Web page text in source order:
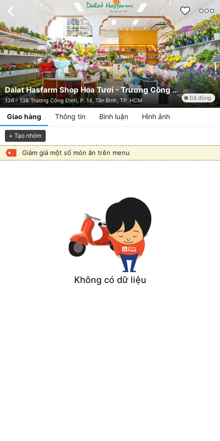
Dalat Hasfarm Shop Hoa Tươi - Trương Công Định Tân Bình
136 - 138 Trương Công Định, P. 14, Tân Bình, TP. HCM Đã đóng
Giao hàng Thông tin Bình luận Hình ảnh
+ Tạo nhóm
Giảm giá một số món ăn trên menu
Không có dữ liệu